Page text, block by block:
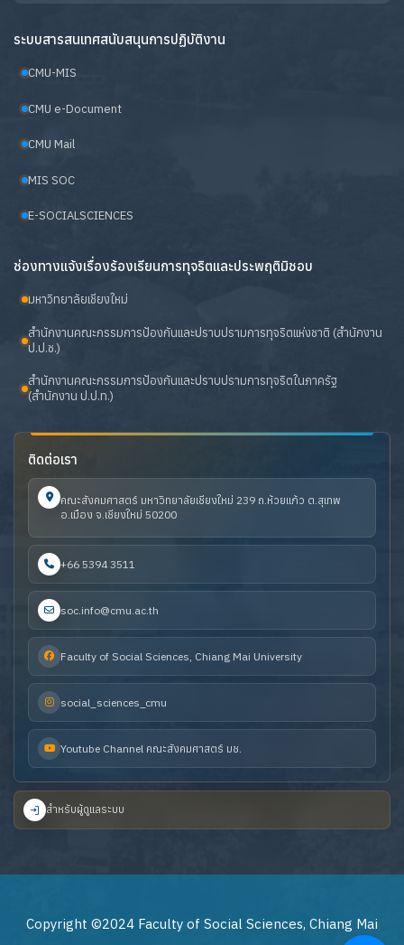
ระบบสารสนเทศสนับสนุนการปฏิบัติงาน
CMU-MIS
CMU e-Document
CMU Mail
MIS SOC
E-SOCIALSCIENCES
ช่องทางแจ้งเรื่องร้องเรียนการทุจริตและประพฤติมิชอบ
มหาวิทยาลัยเชียงใหม่
สำนักงานคณะกรรมการป้องกันและปราบปรามการทุจริตแห่งชาติ (สำนักงาน
ป.ป.ช.)
สำนักงานคณะกรรมการป้องกันและปราบปรามการทุจริตในภาครัฐ
(สำนักงาน ป.ป.ท.)
ติดต่อเรา
คณะสังคมศาสตร์ มหาวิทยาลัยเชียงใหม่ 239 ถ.ห้วยแก้ว ต.สุเทพ
อ.เมือง จ.เชียงใหม่ 50200
+66 5394 3511
soc.info@cmu.ac.th
Faculty of Social Sciences, Chiang Mai University
social_sciences_cmu
Youtube Channel คณะสังคมศาสตร์ มช.
สำหรับผู้ดูแลระบบ
Copyright ©2024 Faculty of Social Sciences, Chiang Mai